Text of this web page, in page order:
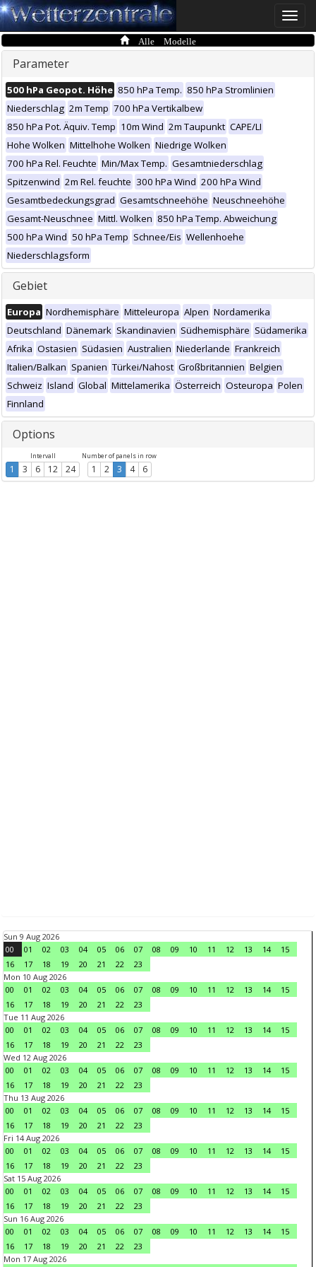
Toggle
Alle Modelle
Parameter
500 hPa Geopot. Höhe 850 hPa Temp. 850 hPa Stromlinien
Niederschlag 2m Temp 700 hPa Vertikalbew
850 hPa Pot. Äquiv. Temp 10m Wind 2m Taupunkt CAPE/LI
Hohe Wolken Mittelhohe Wolken Niedrige Wolken
700 hPa Rel. Feuchte Min/Max Temp. Gesamtniederschlag
Spitzenwind 2m Rel. feuchte 300 hPa Wind 200 hPa Wind
Gesamtbedeckungsgrad Gesamtschneehöhe Neuschneehöhe
Gesamt-Neuschnee Mittl. Wolken 850 hPa Temp. Abweichung
500 hPa Wind 50 hPa Temp Schnee/Eis Wellenhoehe
Niederschlagsform
Gebiet
Europa Nordhemisphäre Mitteleuropa Alpen Nordamerika
Deutschland Dänemark Skandinavien Südhemisphäre Südamerika
Afrika Ostasien Südasien Australien Niederlande Frankreich
Italien/Balkan Spanien Türkei/Nahost Großbritannien Belgien
Schweiz Island Global Mittelamerika Österreich Osteuropa Polen
Finnland
Options
Intervall
1 3 6 12 24
Number of panels in row
1 2 3 4 6
Sun 9 Aug 2026
00
01 02 03 04 05 06 07 08 09 10 11 12 13 14
15
16
17 18 19 20 21 22
23
Mon 10 Aug 2026
00
01 02 03 04 05 06 07 08 09 10 11 12 13 14
15
16
17 18 19 20 21 22
23
Tue 11 Aug 2026
00
01 02 03 04 05 06 07 08 09 10 11 12 13 14
15
16
17 18 19 20 21 22
23
Wed 12 Aug 2026
00
01 02 03 04 05 06 07 08 09 10 11 12 13 14
15
16
17 18 19 20 21 22
23
Thu 13 Aug 2026
00
01 02 03 04 05 06 07 08 09 10 11 12 13 14
15
16
17 18 19 20 21 22
23
Fri 14 Aug 2026
00
01 02 03 04 05 06 07 08 09 10 11 12 13 14
15
16
17 18 19 20 21 22
23
Sat 15 Aug 2026
00
01 02 03 04 05 06 07 08 09 10 11 12 13 14
15
16
17 18 19 20 21 22
23
Sun 16 Aug 2026
00
01 02 03 04 05 06 07 08 09 10 11 12 13 14
15
16
17 18 19 20 21 22
23
Mon 17 Aug 2026